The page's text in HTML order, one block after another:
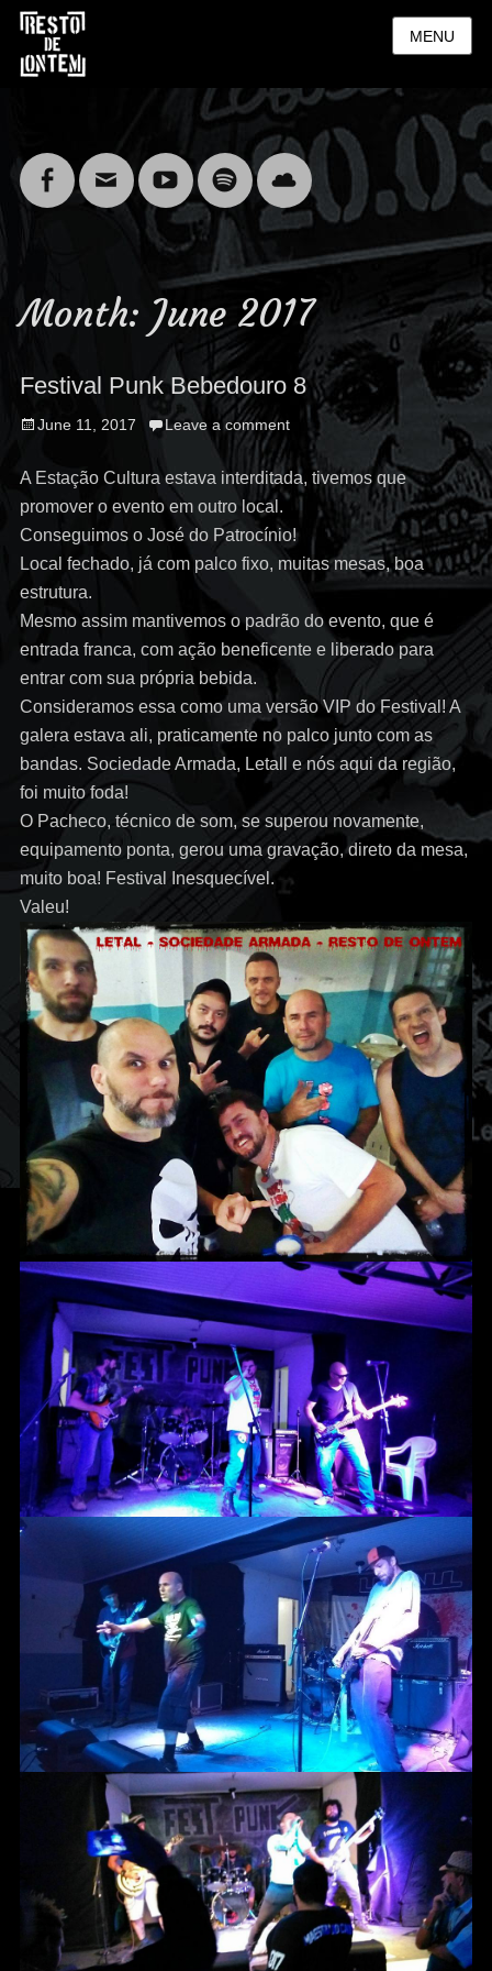
MENU
Facebook
Email YouTubeSpotifyCloud
Month: June 2017
Festival Punk Bebedouro 8
Posted
June 11, 2017 Leave a comment
A Estação Cultura estava interditada, tivemos que
promover o evento em outro local.
Conseguimos o José do Patrocínio!
Local fechado, já com palco fixo, muitas mesas, boa
estrutura.
Mesmo assim mantivemos o padrão do evento, que é
entrada franca, com ação beneficente e liberado para
entrar com sua própria bebida.
Consideramos essa como uma versão VIP do Festival! A
galera estava ali, praticamente no palco junto com as
bandas. Sociedade Armada, Letall e nós aqui da região,
foi muito foda!
O Pacheco, técnico de som, se superou novamente,
equipamento ponta, gerou uma gravação, direto da mesa,
muito boa! Festival Inesquecível.
Valeu!